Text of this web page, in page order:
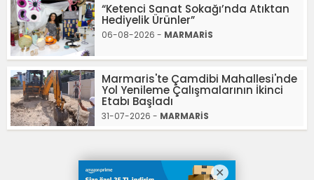
“Ketenci Sanat Sokağı’nda Atıktan
Hediyelik Ürünler”
06-08-2026 - MARMARİS
Marmaris'te Çamdibi Mahallesi'nde
Yol Yenileme Çalışmalarının İkinci
Etabı Başladı
31-07-2026 - MARMARİS